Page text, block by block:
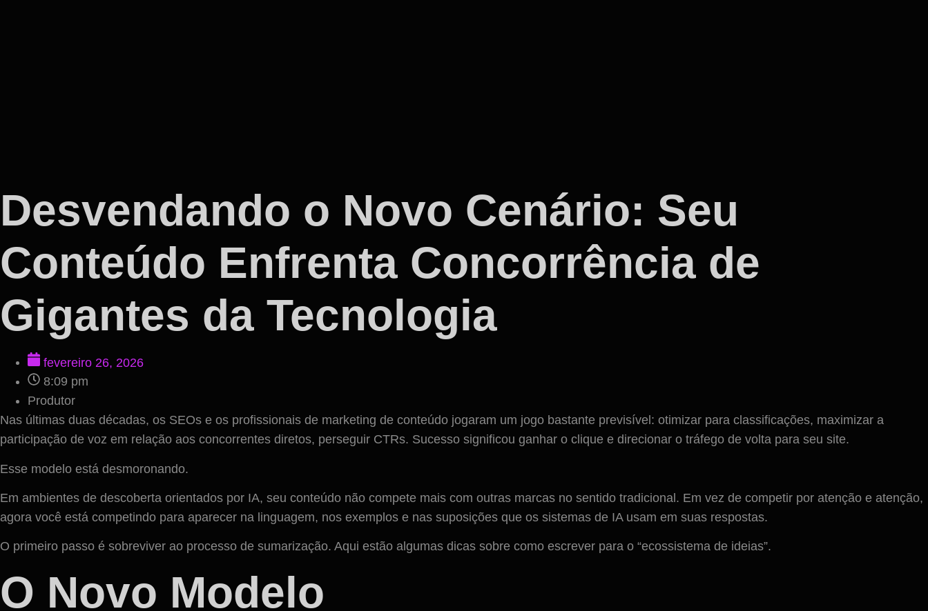
Desvendando o Novo Cenário: Seu
Conteúdo Enfrenta Concorrência de
Gigantes da Tecnologia
fevereiro 26, 2026
8:09 pm
Produtor
Nas últimas duas décadas, os SEOs e os profissionais de marketing de conteúdo jogaram um jogo bastante previsível: otimizar para classificações, maximizar a
participação de voz em relação aos concorrentes diretos, perseguir CTRs. Sucesso significou ganhar o clique e direcionar o tráfego de volta para seu site.
Esse modelo está desmoronando.
Em ambientes de descoberta orientados por IA, seu conteúdo não compete mais com outras marcas no sentido tradicional. Em vez de competir por atenção e atenção,
agora você está competindo para aparecer na linguagem, nos exemplos e nas suposições que os sistemas de IA usam em suas respostas.
O primeiro passo é sobreviver ao processo de sumarização. Aqui estão algumas dicas sobre como escrever para o “ecossistema de ideias”.
O Novo Modelo